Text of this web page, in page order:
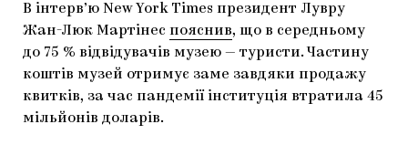
В інтерв’ю New York Times президент Лувру
Жан-Люк Мартінес пояснив, що в середньому
до 75 % відвідувачів музею — туристи. Частину
коштів музей отримує заме завдяки продажу
квитків, за час пандемії інституція втратила 45
мільйонів доларів.